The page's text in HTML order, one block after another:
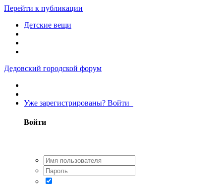
Перейти к публикации
Детские вещи
Дедовский городской форум
Уже зарегистрированы? Войти
Войти